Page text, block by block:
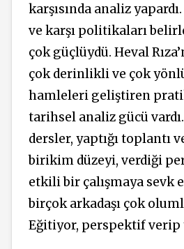
karşısında analiz
ve karşı politikaları
çok güçlüydü. Heval
çok derinlikli ve çok
hamleleri geliştiren
tarihsel analiz gücü
dersler, yaptığı toplantı
birikim düzeyi, verdiği
etkili bir çalışmaya sevk
birçok arkadaşı çok
Eğitiyor, perspektif